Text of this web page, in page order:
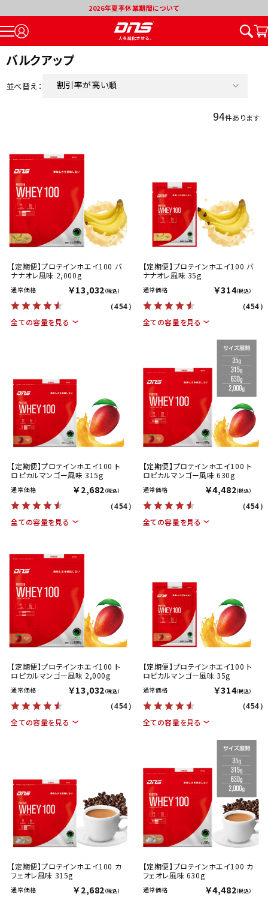
2026年夏季休業期間について
バルクアップ
並べ替え：
価格が高い順
割引率が高い順
94件あります
【定期便】プロテインホエイ100 バ
ナナオレ風味 2,000g
通常価格 ￥13,032（税込）
（454）
全ての容量を見る
【定期便】プロテインホエイ100 バ
ナナオレ風味 35g
通常価格 ￥314（税込）
（454）
全ての容量を見る
【定期便】プロテインホエイ100 ト
ロピカルマンゴー風味 315g
通常価格 ￥2,682（税込）
（454）
全ての容量を見る
【定期便】プロテインホエイ100 ト
ロピカルマンゴー風味 630g
通常価格 ￥4,482（税込）
（454）
全ての容量を見る
【定期便】プロテインホエイ100 ト
ロピカルマンゴー風味 2,000g
通常価格 ￥13,032（税込）
（454）
全ての容量を見る
【定期便】プロテインホエイ100 ト
ロピカルマンゴー風味 35g
通常価格 ￥314（税込）
（454）
全ての容量を見る
【定期便】プロテインホエイ100 カ
フェオレ風味 315g
通常価格 ￥2,682（税込）
【定期便】プロテインホエイ100 カ
フェオレ風味 630g
通常価格 ￥4,482（税込）